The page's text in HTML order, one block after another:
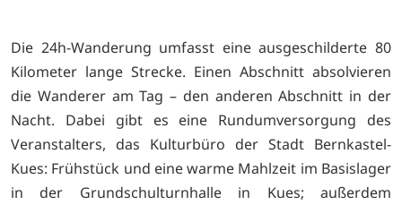
Die 24h-Wanderung umfasst eine ausgeschilderte 80
Kilometer lange Strecke. Einen Abschnitt absolvieren
die Wanderer am Tag – den anderen Abschnitt in der
Nacht. Dabei gibt es eine Rundumversorgung des
Veranstalters, das Kulturbüro der Stadt Bernkastel-
Kues: Frühstück und eine warme Mahlzeit im Basislager
in der Grundschulturnhalle in Kues; außerdem